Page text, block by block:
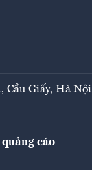
Cầu Giấy, Hà Nội
cáo